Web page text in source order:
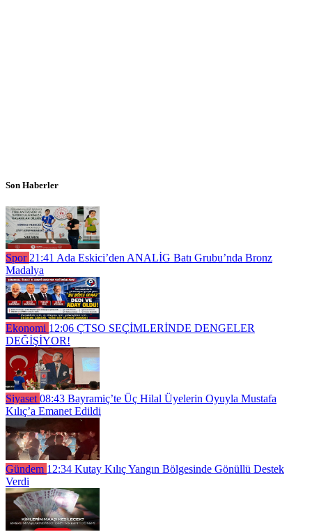
Son Haberler
Spor 21:41 Ada Eskici’den ANALİG Batı Grubu’nda Bronz
Madalya
Ekonomi 12:06 ÇTSO SEÇİMLERİNDE DENGELER
DEĞİŞİYOR!
Siyaset 08:43 Bayramiç’te Üç Hilal Üyelerin Oyuyla Mustafa
Kılıç’a Emanet Edildi
Gündem 12:34 Kutay Kılıç Yangın Bölgesinde Gönüllü Destek
Verdi